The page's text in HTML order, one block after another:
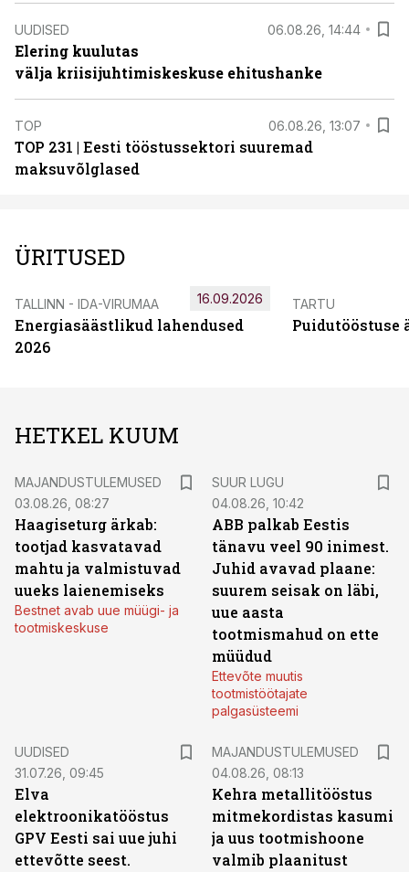
UUDISED 06.08.26, 14:44
Elering kuulutas
välja kriisijuhtimiskeskuse ehitushanke
TOP 06.08.26, 13:07
TOP 231 | Eesti tööstussektori suuremad
maksuvõlglased
ÜRITUSED
TALLINN - IDA-VIRUMAA
Energiasäästlikud lahendused
2026
16.09.2026 TARTU
Puidutööstuse
HETKEL KUUM
MAJANDUSTULEMUSED
03.08.26, 08:27
Haagiseturg ärkab:
tootjad kasvatavad
mahtu ja valmistuvad
uueks laienemiseks
Bestnet avab uue müügi- ja
tootmiskeskuse
SUUR LUGU
04.08.26, 10:42
ABB palkab Eestis
tänavu veel 90 inimest.
Juhid avavad plaane:
suurem seisak on läbi,
uue aasta
tootmismahud on ette
müüdud
Ettevõte muutis
tootmistöötajate
palgasüsteemi
UUDISED
31.07.26, 09:45
Elva
elektroonikatööstus
GPV Eesti sai uue juhi
ettevõtte seest.
MAJANDUSTULEMUSED
04.08.26, 08:13
Kehra metallitööstus
mitmekordistas kasumi
ja uus tootmishoone
valmib plaanitust